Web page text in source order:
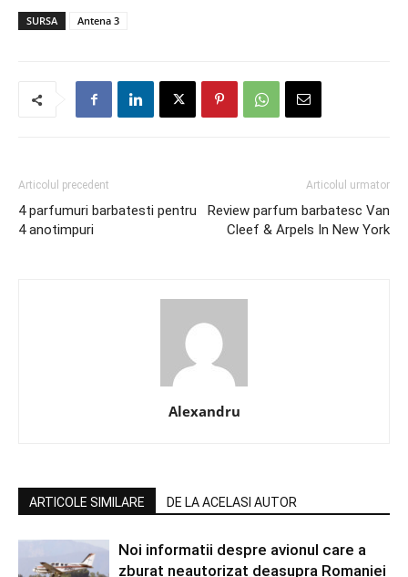
SURSA Antena 3
Articolul precedent
4 parfumuri barbatesti pentru
4 anotimpuri
Articolul urmator
Review parfum barbatesc Van
Cleef & Arpels In New York
Alexandru
ARTICOLE SIMILARE DE LA ACELASI AUTOR
Noi informatii despre avionul care a
zburat neautorizat deasupra Romaniei